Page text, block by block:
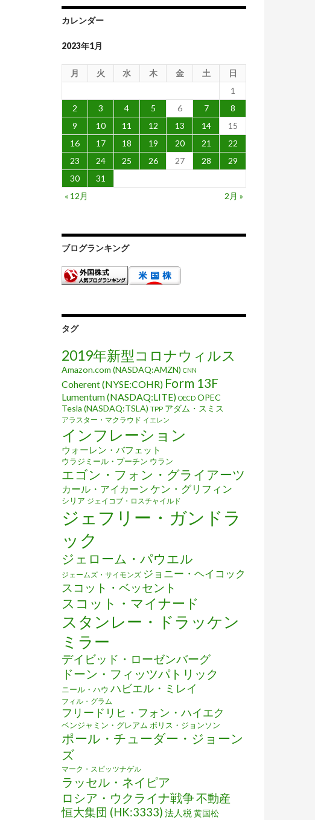
カレンダー
2023年1月
月 火 水 木 金 土
日
1
2
3 4 5 6 7
8
9
10 11 12 13 14
15
16
17 18 19 20 21
22
23
24 25 26 27 28
29
30
31
« 12月
2月 »
ブログランキング
タグ
2019年新型コロナウィルス
Amazon.com (NASDAQ:AMZN) CNN
Coherent (NYSE:COHR) Form 13F
Lumentum (NASDAQ:LITE) OECD OPEC
Tesla (NASDAQ:TSLA) TPP アダム・スミス
アラスター・マクラウド イエレン
インフレーション
ウォーレン・バフェット
ウラジミール・プーチン ウラン
エゴン・フォン・グライアーツ
カール・アイカーン ケン・グリフィン
シリア ジェイコブ・ロスチャイルド
ジェフリー・ガンドラ
ック
ジェローム・パウエル
ジェームズ・サイモンズ ジョニー・ヘイコック
スコット・ベッセント
スコット・マイナード
スタンレー・ドラッケン
ミラー
デイビッド・ローゼンバーグ
ドーン・フィッツパトリック
ニール・ハウ ハビエル・ミレイ
フィル・グラム
フリードリヒ・フォン・ハイエク
ベンジャミン・グレアム ボリス・ジョンソン
ポール・チューダー・ジョーン
ズ
マーク・スピッツナゲル
ラッセル・ネイピア
ロシア・ウクライナ戦争不動産
恒大集団 (HK:3333) 法人税黄国松